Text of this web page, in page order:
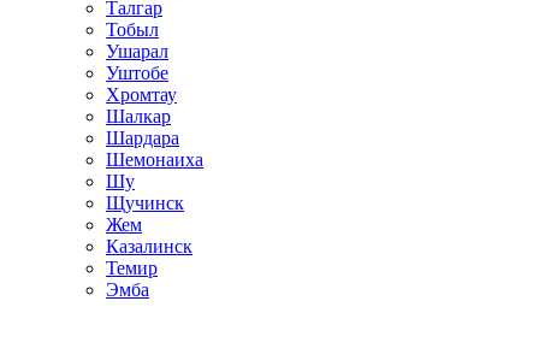
Талгар
Тобыл
Ушарал
Уштобе
Хромтау
Шалкар
Шардара
Шемонаиха
Шу
Щучинск
Жем
Казалинск
Темир
Эмба